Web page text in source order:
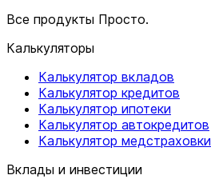
Все продукты Просто.
Калькуляторы
Калькулятор вкладов
Калькулятор кредитов
Калькулятор ипотеки
Калькулятор автокредитов
Калькулятор медстраховки
Вклады и инвестиции